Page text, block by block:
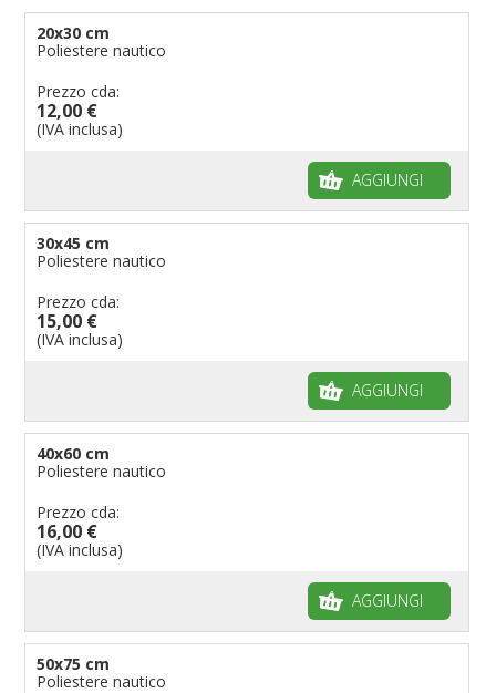
Bandiere per ambasciate
Bandiere per riserve naturali e parchi
Bandiere per musicisti
pennoni per bandiere
20x30 cm
Poliestere nautico
Prezzo cda:
12,00 €
(IVA inclusa)
AGGIUNGI
30x45 cm
Poliestere nautico
Prezzo cda:
15,00 €
(IVA inclusa)
AGGIUNGI
40x60 cm
Poliestere nautico
Prezzo cda:
16,00 €
(IVA inclusa)
AGGIUNGI
50x75 cm
Poliestere nautico